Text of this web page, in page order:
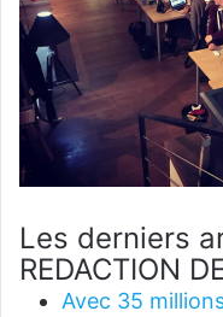
Les derniers
REDACTION
Avec 35